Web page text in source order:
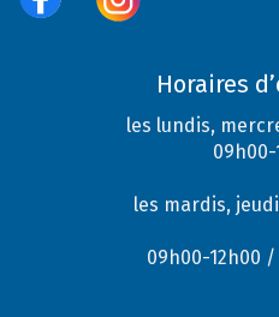
Horaires
les lundis,
09h00-
les mardis,
09h00-12h00 /